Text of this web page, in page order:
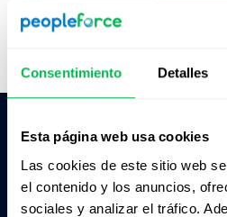
Consentimiento Detalles
Esta página web usa cookies
Las cookies de este sitio web
el contenido y los anuncios,
sociales y analizar el tráfico.